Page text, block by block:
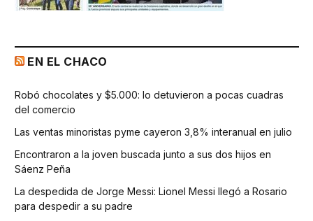
EN EL CHACO
Robó chocolates y $5.000: lo detuvieron a pocas cuadras
del comercio
Las ventas minoristas pyme cayeron 3,8% interanual en julio
Encontraron a la joven buscada junto a sus dos hijos en
Sáenz Peña
La despedida de Jorge Messi: Lionel Messi llegó a Rosario
para despedir a su padre